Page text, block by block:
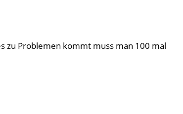
zu Problemen kommt muss man 100 mal